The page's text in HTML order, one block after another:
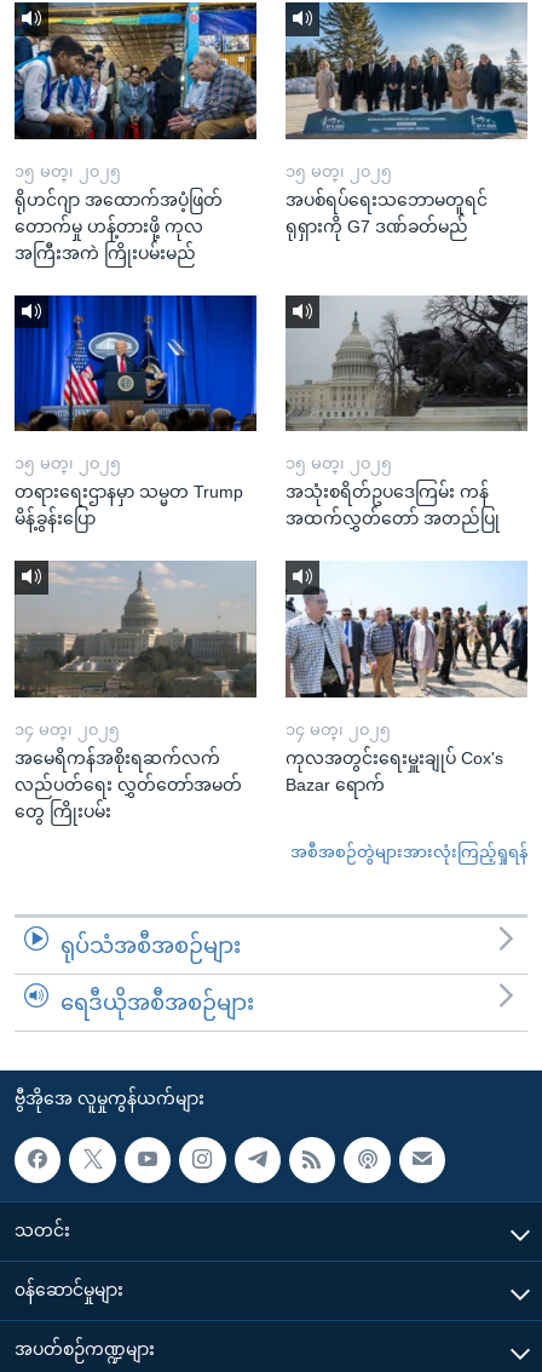
ရန်
နေရာ
သို့
ကျော်
ရန်
၁၅ မတ္၊ ၂၀၂၅
ရိုဟင်ဂျာ အထောက်အပံ့ဖြတ်
တောက်မှု ဟန့်တားဖို့ ကုလ
အကြီးအကဲ ကြိုးပမ်းမည်
၁၅ မတ္၊ ၂၀၂၅
အပစ်ရပ်ရေးသဘောမတူရင်
ရုရှားကို G7 ဒဏ်ခတ်မည်
၁၅ မတ္၊ ၂၀၂၅
တရားရေးဌာနမှာ သမ္မတ Trump
မိန့်ခွန်းပြော
၁၅ မတ္၊ ၂၀၂၅
အသုံးစရိတ်ဥပဒေကြမ်း ကန်
အထက်လွှတ်တော် အတည်ပြု
၁၄ မတ္၊ ၂၀၂၅
အမေရိကန်အစိုးရဆက်လက်
လည်ပတ်ရေး လွှတ်တော်အမတ်
တွေ ကြိုးပမ်း
၁၄ မတ္၊ ၂၀၂၅
ကုလအတွင်းရေးမှူးချုပ် Cox's
Bazar ရောက်
အစီအစဉ်တွဲများအားလုံးကြည့်ရှုရန်
ရုပ်သံအစီအစဉ်များ
ရေဒီယိုအစီအစဉ်များ
ဗွီအိုအေ လူမှုကွန်ယက်များ
သတင်း
၀န်ဆောင်မှုများ
အပတ်စဉ်ကဏ္ဍများ